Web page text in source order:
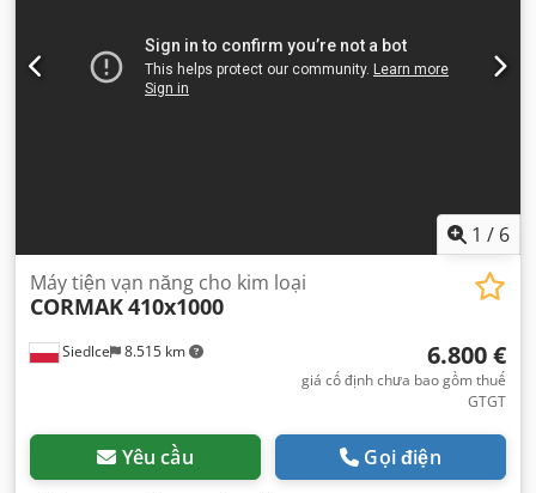
1 / 6
Siedlce 8.515 km
Máy tiện vạn năng cho kim loại
CORMAK410x1000
6.800 €
giá cố định chưa bao gồm thuế
GTGT
Yêu cầu Gọi điện